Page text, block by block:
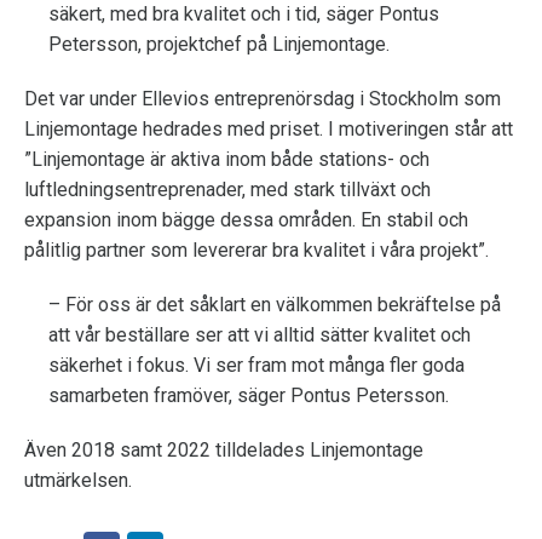
säkert, med bra kvalitet och i tid, säger Pontus
Petersson, projektchef på Linjemontage.
Det var under Ellevios entreprenörsdag i Stockholm som
Linjemontage hedrades med priset. I motiveringen står att
”Linjemontage är aktiva inom både stations- och
luftledningsentreprenader, med stark tillväxt och
expansion inom bägge dessa områden. En stabil och
pålitlig partner som levererar bra kvalitet i våra projekt”.
– För oss är det såklart en välkommen bekräftelse på
att vår beställare ser att vi alltid sätter kvalitet och
säkerhet i fokus. Vi ser fram mot många fler goda
samarbeten framöver, säger Pontus Petersson.
Även 2018 samt 2022 tilldelades Linjemontage
utmärkelsen.